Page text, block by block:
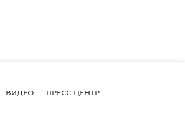
ВИДЕО ПРЕСС-ЦЕНТР